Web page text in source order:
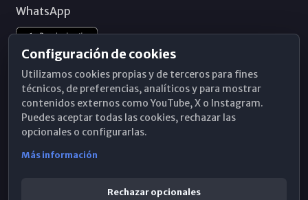
WhatsApp
Configuración de cookies
Utilizamos cookies propias y de terceros para fines
técnicos, de preferencias, analíticos y para mostrar
contenidos externos como YouTube, X o Instagram.
Puedes aceptar todas las cookies, rechazar las
opcionales o configurarlas.
Más información
Rechazar opcionales